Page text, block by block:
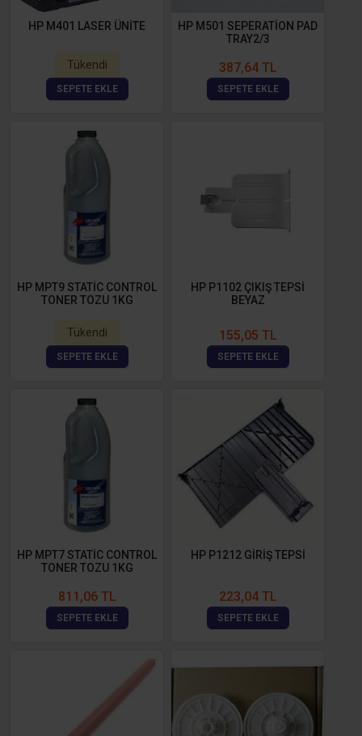
HP M401 LASER ÜNİTE
Tükendi
SEPETE EKLE
HP M501 SEPERATİON PAD
TRAY2/3
387,64 TL
SEPETE EKLE
HP MPT9 STATİC CONTROL
TONER TOZU 1KG
Tükendi
SEPETE EKLE
HP P1102 ÇIKIŞ TEPSİ
BEYAZ
155,05 TL
SEPETE EKLE
HP MPT7 STATİC CONTROL
TONER TOZU 1KG
811,06 TL
SEPETE EKLE
HP P1212 GİRİŞ TEPSİ
223,04 TL
SEPETE EKLE